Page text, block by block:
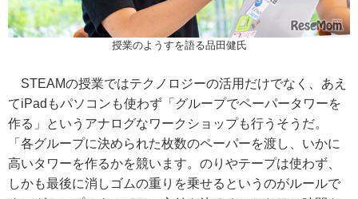
授業のようすを語る品田健氏
STEAMの授業ではテクノロジーの活用だけでなく、あえ
てiPadもパソコンも使わず「グループでペーパータワーを
作る」というアナログなワークショップも行うそうだ。
「各グループに決められた枚数のペーパーを渡し、いかに
高いタワーを作るかを競います。のりやテープは使わず、
しかも最後に消しゴムの重りを乗せるというのがルールで